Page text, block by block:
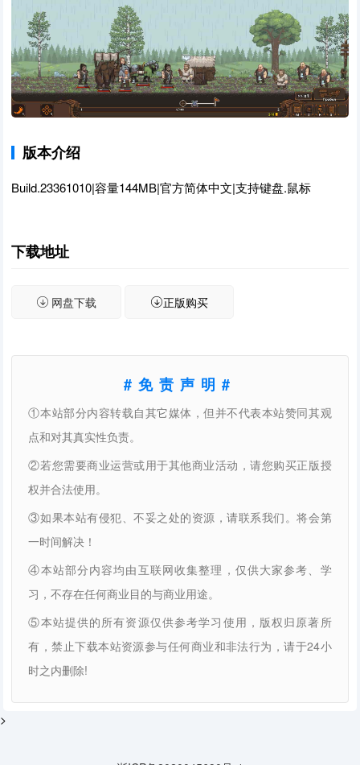
版本介绍
Build.23361010|容量144MB|官方简体中文|支持键盘.鼠标
下载地址
网盘下载 正版购买
#免责声明#
①本站部分内容转载自其它媒体，但并不代表本站赞同其观
点和对其真实性负责。
②若您需要商业运营或用于其他商业活动，请您购买正版授
权并合法使用。
③如果本站有侵犯、不妥之处的资源，请联系我们。将会第
一时间解决！
④本站部分内容均由互联网收集整理，仅供大家参考、学
习，不存在任何商业目的与商业用途。
⑤本站提供的所有资源仅供参考学习使用，版权归原著所
有，禁止下载本站资源参与任何商业和非法行为，请于24小
时之内删除!
>